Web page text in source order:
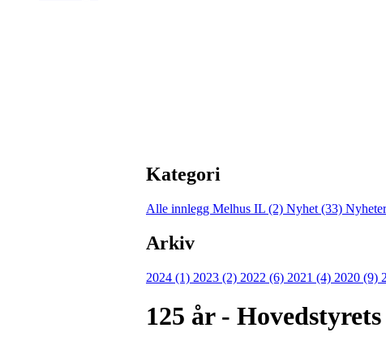
Kategori
Alle innlegg Melhus IL (2) Nyhet (33)
Arkiv
2024 (1) 2023 (2) 2022 (6) 2021 (4) 2020 (9)
125 år -